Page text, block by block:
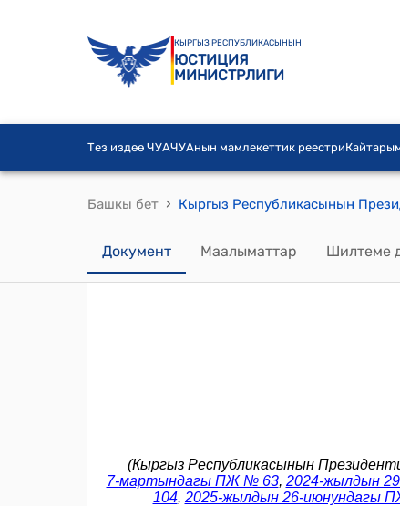
КЫРГЫЗ РЕСПУБЛИКАСЫНЫН
ЮСТИЦИЯ
МИНИСТРЛИГИ
Тез издөө ЧУАЧУАнын мамлекеттик реестри
Башкы бет ›
Документ Маалыматтар Шилтеме